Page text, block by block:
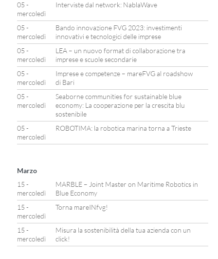
05 -
mercoledì
Interviste dal network: NablaWave
05 -
mercoledì
Bando innovazione FVG 2023: investimenti
innovativi e tecnologici delle imprese
05 -
mercoledì
LEA – un nuovo format di collaborazione tra
imprese e scuole secondarie
05 -
mercoledì
Imprese e competenze – mareFVG al roadshow
di Bari
05 -
mercoledì
Seaborne communities for sustainable blue
economy: La cooperazione per la crescita blu
sostenibile
05 -
mercoledì
ROBOTIMA: la robotica marina torna a Trieste
Marzo
15 -
mercoledì
MARBLE – Joint Master on Maritime Robotics in
Blue Economy
15 -
mercoledì
Torna mareINfvg!
15 -
mercoledì
Misura la sostenibilità della tua azienda con un
click!